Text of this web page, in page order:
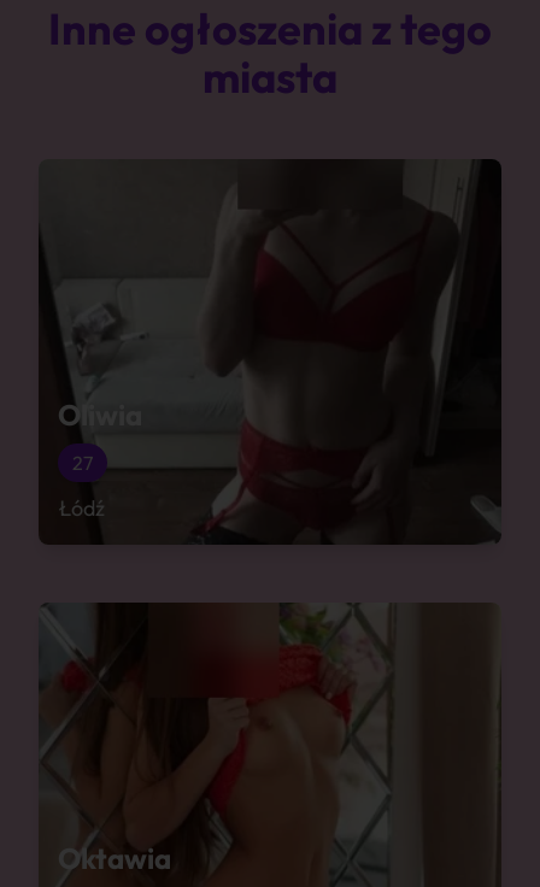
Inne ogłoszenia z tego
miasta
Oliwia
27
Łódź
Oktawia